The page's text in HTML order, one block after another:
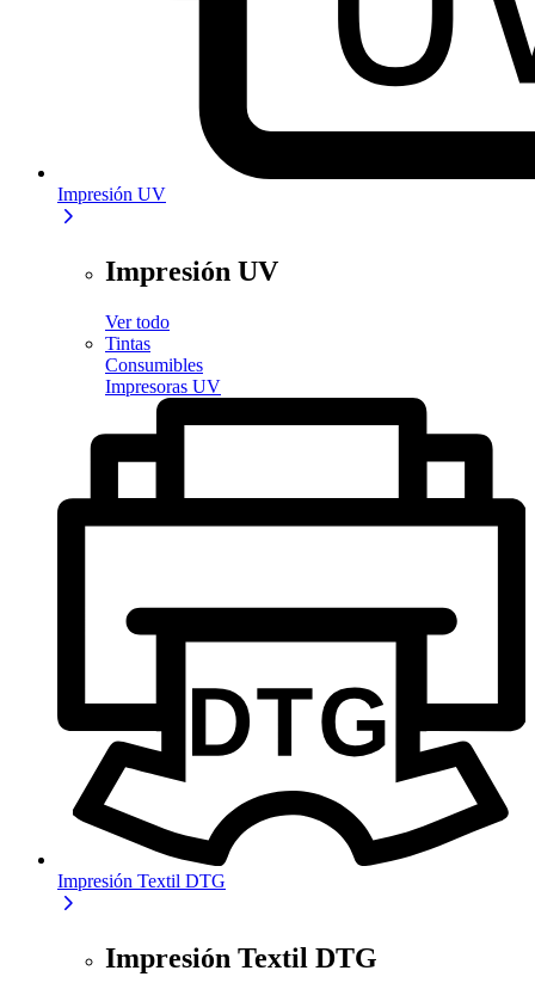
Impresión UV
Impresión UV
Ver todo
Tintas
Consumibles
Impresoras UV
Impresión Textil DTG
Impresión Textil DTG